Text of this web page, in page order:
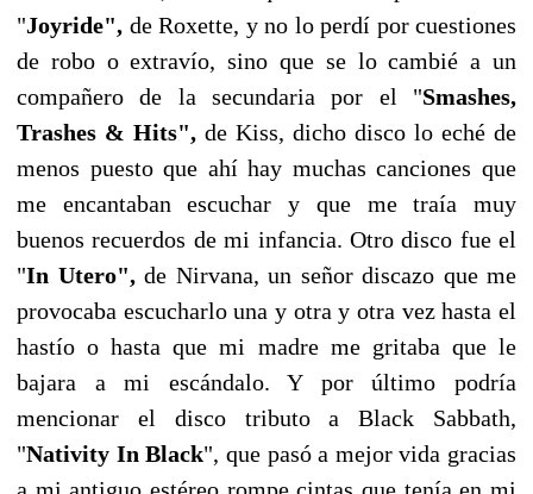
"Joyride", de Roxette, y no lo perdí por cuestiones
de robo o extravío, sino que se lo cambié a un
compañero de la secundaria por el "Smashes,
Trashes & Hits", de Kiss, dicho disco lo eché de
menos puesto que ahí hay muchas canciones que
me encantaban escuchar y que me traía muy
buenos recuerdos de mi infancia. Otro disco fue el
"In Utero",de Nirvana, un señor discazo que me
provocaba escucharlo una y otra y otra vez hasta el
hastío o hasta que mi madre me gritaba que le
bajara a mi escándalo. Y por último podría
mencionar el disco tributo a Black Sabbath,
"Nativity In Black", que pasó a mejor vida gracias